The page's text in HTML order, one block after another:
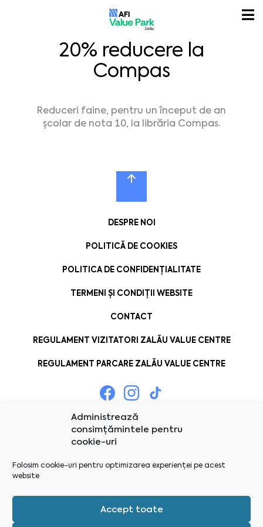
Administrează
consimțămintele pentru
cookie-uri
Folosim cookie-uri pentru optimizarea experienței pe acest
website
Accept toate
20% reducere la
Compas
Reduceri faine, pentru un început de an
școlar de nota 10, la librăria Compas.
DESPRE NOI
POLITICĂ DE COOKIES
POLITICA DE CONFIDENȚIALITATE
TERMENI ȘI CONDIȚII WEBSITE
CONTACT
REGULAMENT VIZITATORI ZALĂU VALUE CENTRE
REGULAMENT PARCARE ZALĂU VALUE CENTRE